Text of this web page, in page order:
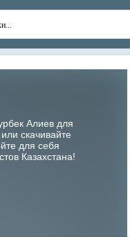
Алиев для
скачивайте
для себя
Казахстана!